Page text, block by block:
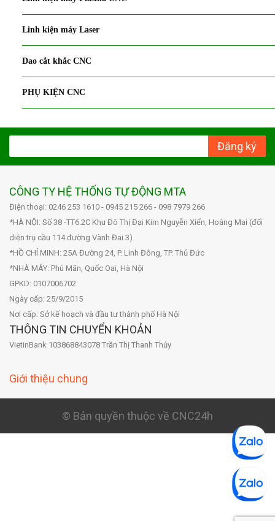
Linh kiện máy Laser
Dao cắt khắc CNC
PHỤ KIỆN CNC
Đăng ký
CÔNG TY HỆ THỐNG TỰ ĐỘNG MTA
Điện thoại: 0246 253 1610 - 0945 215 266 - 098 7979 266
*HÀ NỘI: Số 38 -TT6.2C Khu Đô Thị Đại Kim Nguyễn Xiển, Hoàng Mai (đối
diện trụ cầu 114 đường Vành Đai 3)
*HỒ CHÍ MINH: 25A Đường 24, P. Linh Đông, TP. Thủ Đức
*NHÀ MÁY: Phú Mãn, Quốc Oai, Hà Nội
GPKD: 0107006702
Ngày cấp: 25/9/2015
Nơi cấp: Sở kế hoạch và đầu tư thành phố Hà Nội
THÔNG TIN CHUYỂN KHOẢN
VietinBank 103868843078 Trần Thị Thanh Thủy
Giới thiệu chung
© Bản quyền thuộc về CNC24h